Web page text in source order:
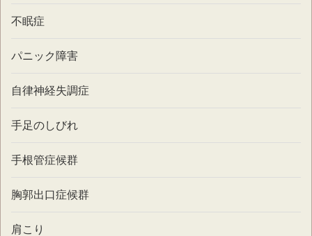
不眠症
パニック障害
自律神経失調症
手足のしびれ
手根管症候群
胸郭出口症候群
肩こり